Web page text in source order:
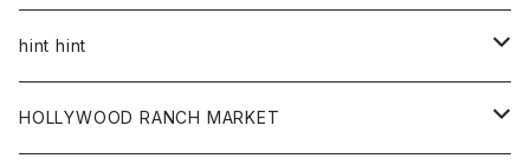
ジャケット
トップス
シャツ
ボトム
帽子
hint hint
ストール
HOLLYWOOD RANCH MARKET